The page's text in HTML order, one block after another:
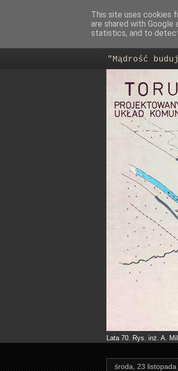
Trasa
"Mądrość
Lata 70. Rys. inż. A.
środa, 23 listopada
This site uses cookies
are shared with
statistics, and to